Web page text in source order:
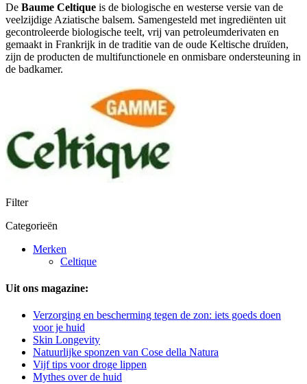
De Baume Celtique is de biologische en westerse versie van de
veelzijdige Aziatische balsem. Samengesteld met ingrediënten uit
gecontroleerde biologische teelt, vrij van petroleumderivaten en
gemaakt in Frankrijk in de traditie van de oude Keltische druïden,
zijn de producten de multifunctionele en onmisbare ondersteuning in
de badkamer.
Filter
Categorieën
Merken
Celtique
Uit ons magazine:
Verzorging en bescherming tegen de zon: iets goeds doen
voor je huid
Skin Longevity
Natuurlijke sponzen van Cose della Natura
Vijf tips voor droge lippen
Mythes over de huid